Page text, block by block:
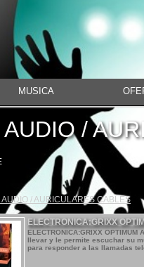
MUSICA
/
/ AURICULARES CABLES
ELECTRONICA:GRIXX
ELECTRONICA:GRIXX
llevar y le permite escuchar su
para responder a las llamadas